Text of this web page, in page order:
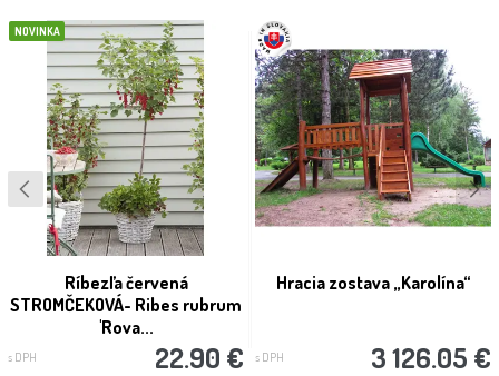
NOVINKA
Ríbezľa červená
STROMČEKOVÁ- Ribes rubrum
'Rova...
s DPH 22.90 €
Hracia zostava „Karolína“
s DPH 3 126.05 €